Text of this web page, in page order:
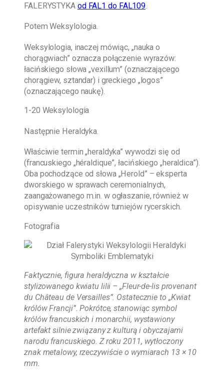
FALERYSTYKA od FAL1 do FAL109
Potem Weksylologia.
Weksylologia, inaczej mówiąc, „nauka o
chorągwiach” oznacza połączenie wyrazów:
łacińskiego słowa „vexillum” (oznaczającego
chorągiew, sztandar) i greckiego „logos”
(oznaczającego naukę).
1-20 Weksylologia
Następnie Heraldyka.
Właściwie termin „heraldyka” wywodzi się od
(francuskiego „héraldique”, łacińskiego „heraldica”).
Oba pochodzące od słowa „Herold” – eksperta
dworskiego w sprawach ceremonialnych,
zaangażowanego m.in. w ogłaszanie, również w
opisywanie uczestników turniejów rycerskich.
Fotografia
Faktycznie, figura heraldyczna w kształcie
stylizowanego kwiatu lilii – „Fleur-de-lis provenant
du Château de Versailles”. Ostatecznie to „Kwiat
królów Francji”. Pokrótce, stanowiąc symbol
królów francuskich i monarchii, wystawiony
artefakt silnie związany z kulturą i obyczajami
narodu francuskiego. Z roku 2011, wytłoczony
znak metalowy, rzeczywiście o wymiarach 13 × 10
mm.